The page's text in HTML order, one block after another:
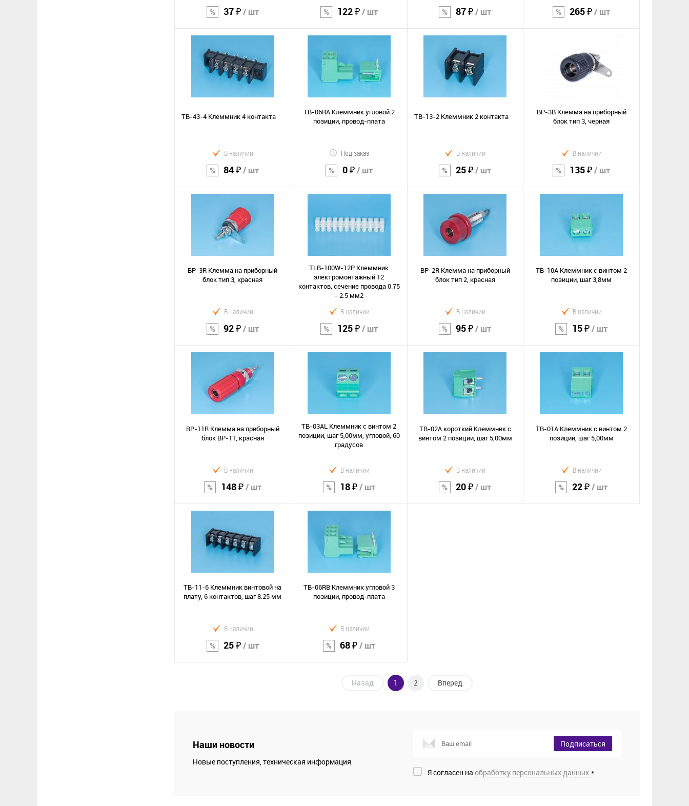
37 ₽/ шт
В корзину
Сравнение
122 ₽/ шт
В корзину
Сравнение
87 ₽/ шт
В корзину
Сравнение
265 ₽/ шт
В корзину
Сравнение
TB-43-4 Клеммник 4 контакта
В наличии
84 ₽/ шт
В корзину
Сравнение
TB-06RA Клеммник угловой 2
позиции, провод-плата
Под заказ
0 ₽/ шт
TB-13-2 Клеммник 2 контакта
В наличии
25 ₽/ шт
В корзину
Сравнение
В избранное
BP-3B Клемма на приборный
блок тип 3, черная
В наличии
135 ₽/ шт
В корзину
Сравнение
BP-3R Клемма на приборный
блок тип 3, красная
В наличии
92 ₽/ шт
В корзину
Сравнение
TLB-100W-12P Клеммник
электромонтажный 12
контактов, сечение провода 0.75
- 2.5 мм2
В наличии
125 ₽/ шт
В корзину
Сравнение
BP-2R Клемма на приборный
блок тип 2, красная
В наличии
95 ₽/ шт
В корзину
Сравнение
TB-10A Клеммник с винтом 2
позиции, шаг 3,8мм
В наличии
15 ₽/ шт
В корзину
Сравнение
BP-11R Клемма на приборный
блок ВР-11, красная
В наличии
148 ₽/ шт
В корзину
Сравнение
TB-03AL Клеммник с винтом 2
позиции, шаг 5,00мм, угловой, 60
градусов
В наличии
18 ₽/ шт
В корзину
Сравнение
TB-02A кopoткий Клеммник с
винтом 2 позиции, шаг 5,00мм
В наличии
20 ₽/ шт
TB-01A Клеммник с винтом 2
позиции, шаг 5,00мм
В наличии
22 ₽/ шт
TB-11-6 Клеммник винтовой на
плату, 6 контактов, шаг 8.25 мм
В наличии
25 ₽/ шт
TB-06RB Клеммник угловой 3
позиции, провод-плата
В наличии
68 ₽/ шт
В корзину
Назад 1 2 Вперед
Наши новости
Новые поступления, техническая информация
Подписаться
Я согласен на обработку персональных данных. *